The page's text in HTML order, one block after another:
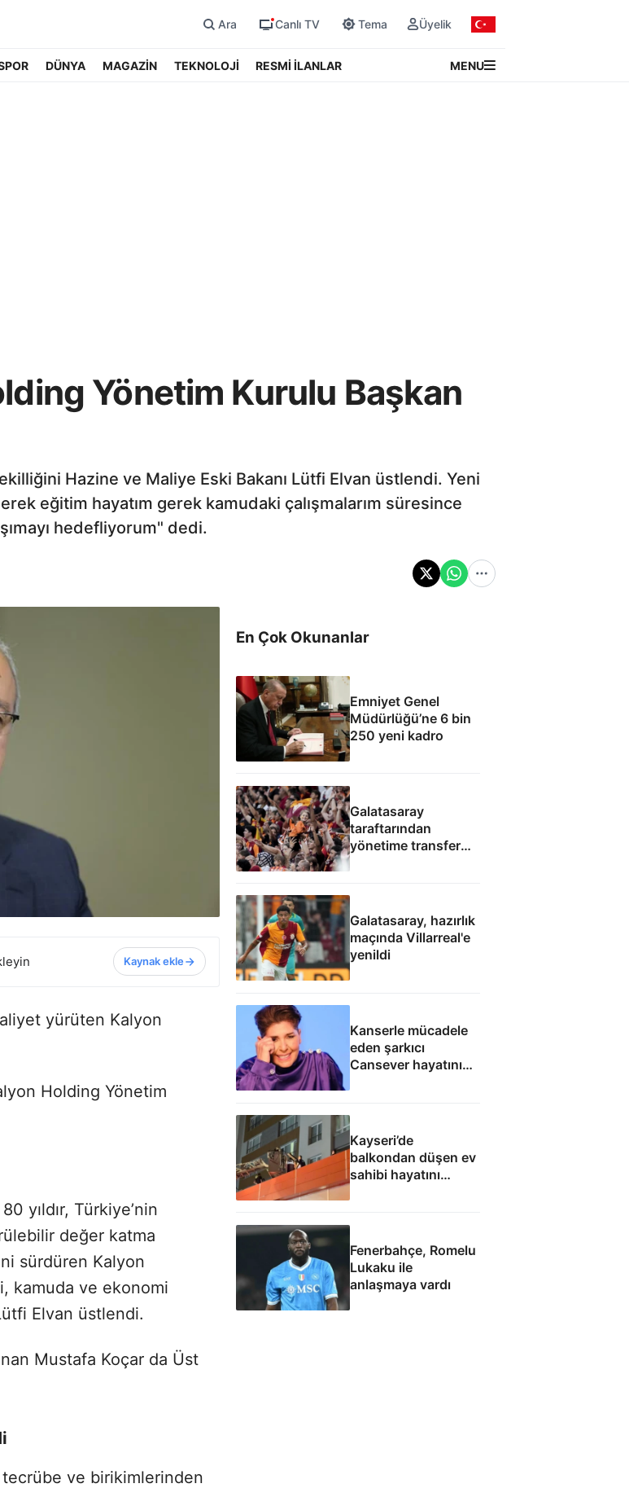
Ara Canlı TV Tema Üyelik
DÜNYA MAGAZİN TEKNOLOJİ RESMİ İLANLAR MENU
Yönetim Kurulu Başkan
Hazine ve Maliye Eski Bakanı Lütfi Elvan üstlendi. Yeni
eğitim hayatım gerek kamudaki çalışmalarım süresince
hedefliyorum" dedi.
Kaynak ekle
yürüten Kalyon
Holding Yönetim
yıldır, Türkiye’nin
değer katma
sürdüren Kalyon
kamuda ve ekonomi
Elvan üstlendi.
Mustafa Koçar da Üst
tecrübe ve birikimlerinden
En Çok Okunanlar
Emniyet Genel
Müdürlüğü’ne 6 bin
250 yeni kadro
Galatasaray
taraftarından
yönetime transfer
protestosu
Galatasaray, hazırlık
maçında Villarreal'e
yenildi
Kanserle mücadele
eden şarkıcı
Cansever hayatını
Kayseri’de
balkondan düşen ev
sahibi hayatını
Fenerbahçe, Romelu
Lukaku ile
anlaşmaya vardı